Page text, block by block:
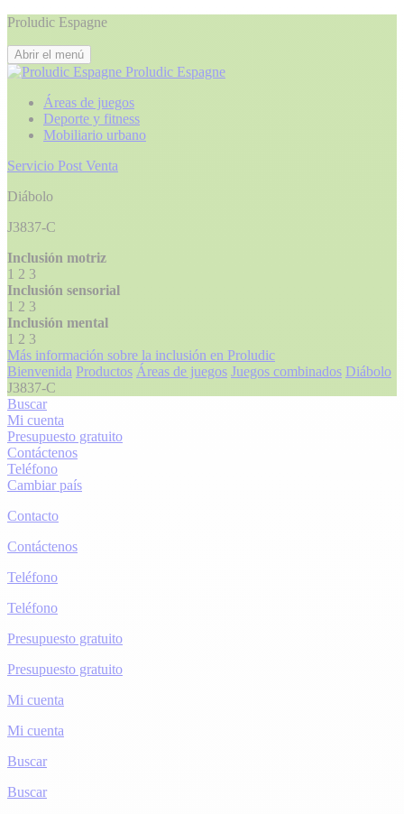
Proludic Espagne
Abrir el menú
Proludic Espagne
Áreas de juegos
Deporte y fitness
Mobiliario urbano
Servicio Post Venta
Diábolo
J3837-C
Inclusión motriz
1 2 3
Inclusión sensorial
1 2 3
Inclusión mental
1 2 3
Más información sobre la inclusión en Proludic
Bienvenida Productos Áreas de juegos Juegos combinados Diábolo
J3837-C
Buscar
Mi cuenta
Presupuesto gratuito
Contáctenos
Teléfono
Cambiar país
Contacto
Contáctenos
Teléfono
Teléfono
Presupuesto gratuito
Presupuesto gratuito
Mi cuenta
Mi cuenta
Buscar
Buscar